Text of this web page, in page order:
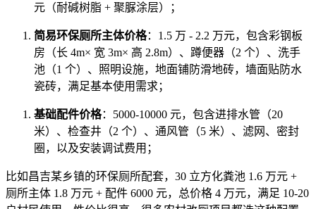
元（耐碱树脂 + 聚脲涂层）；
简易环保厕所主体价格：1.5 万 - 2.2 万元，包含彩钢板
房（长 4m× 宽 3m× 高 2.8m）、蹲便器（2 个）、洗手
池（1 个）、照明设施，地面铺防滑地砖，墙面贴防水
瓷砖，满足基本使用需求；
基础配件价格：5000-10000 元，包含进排水管（20
米）、检查井（2 个）、通风管（5 米）、滤网、密封
圈，以及安装调试费用；
比如昌吉某乡镇的环保厕所配套，30 立方化粪池 1.6 万元 +
厕所主体 1.8 万元 + 配件 6000 元，总价格 4 万元，满足 10-20